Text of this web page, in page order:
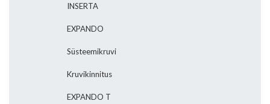
INSERTA
EXPANDO
Süsteemikruvi
Kruvikinnitus
EXPANDO T